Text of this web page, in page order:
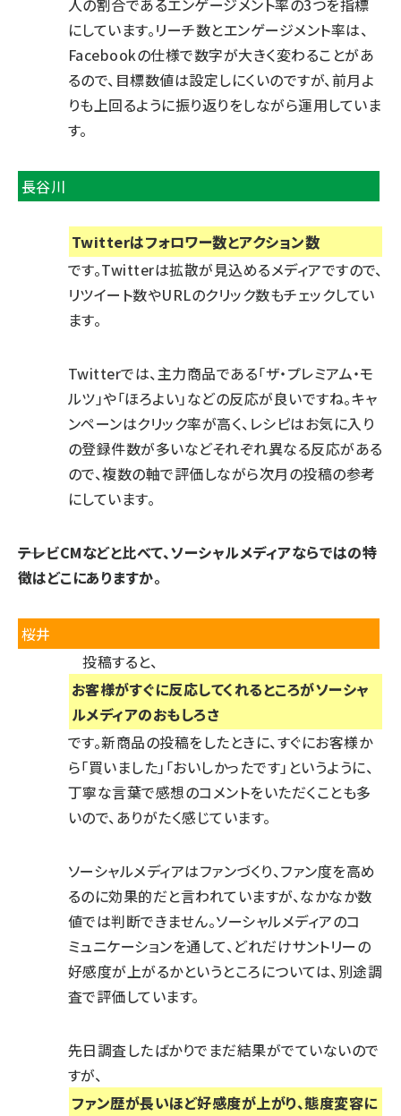
人の割合であるエンゲージメント率の3つを指標
にしています。リーチ数とエンゲージメント率は、
Facebookの仕様で数字が大きく変わることがあ
るので、目標数値は設定しにくいのですが、前月よ
りも上回るように振り返りをしながら運用していま
す。
長谷川
Twitterはフォロワー数とアクション数
です。Twitterは拡散が見込めるメディアですので、
リツイート数やURLのクリック数もチェックしてい
ます。
Twitterでは、主力商品である「ザ・プレミアム・モ
ルツ」や「ほろよい」などの反応が良いですね。キャ
ンペーンはクリック率が高く、レシピはお気に入り
の登録件数が多いなどそれぞれ異なる反応がある
ので、複数の軸で評価しながら次月の投稿の参考
にしています。
――テレビCMなどと比べて、ソーシャルメディアならではの特
徴はどこにありますか。
桜井
投稿すると、
お客様がすぐに反応してくれるところがソーシャ
ルメディアのおもしろさ
です。新商品の投稿をしたときに、すぐにお客様か
ら「買いました」「おいしかったです」というように、
丁寧な言葉で感想のコメントをいただくことも多
いので、ありがたく感じています。
ソーシャルメディアはファンづくり、ファン度を高め
るのに効果的だと言われていますが、なかなか数
値では判断できません。ソーシャルメディアのコ
ミュニケーションを通して、どれだけサントリーの
好感度が上がるかというところについては、別途調
査で評価しています。
先日調査したばかりでまだ結果がでていないので
すが、
ファン歴が長いほど好感度が上がり、態度変容に